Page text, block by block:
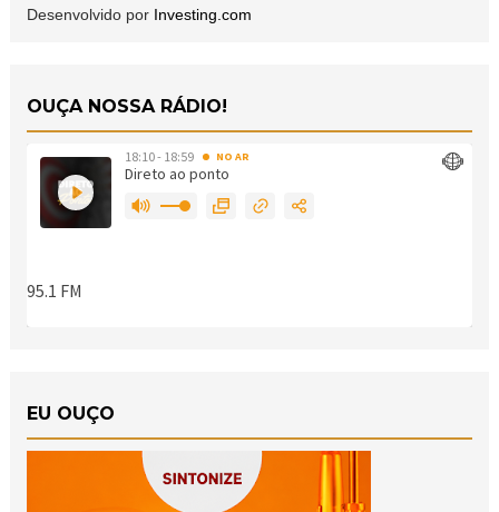
Desenvolvido por Investing.com
OUÇA NOSSA RÁDIO!
EU OUÇO